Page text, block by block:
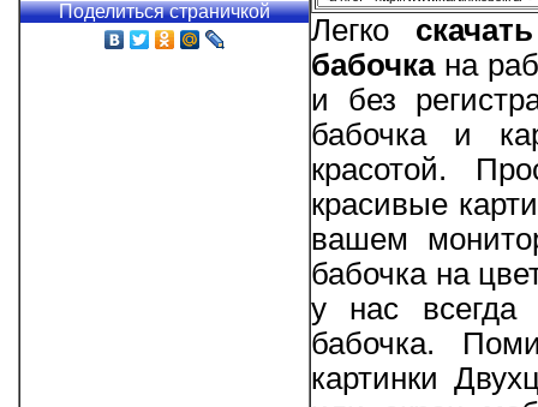
Поделиться страничкой
Легко
бабочкана
и без
бабочка и
красотой.
красивые
вашем
бабочка на
у нас всегда
бабочка.
картинки